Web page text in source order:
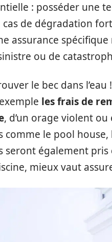
: posséder une
de dégradation
assurance
ou de
le bec dans
les frais de
, d’un orage violent
le pool house,
seront également
mieux vaut